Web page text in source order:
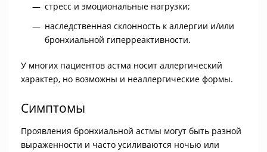
стресс и эмоциональные нагрузки;
наследственная склонность к аллергии и/или
бронхиальной гиперреактивности.
У многих пациентов астма носит аллергический
характер, но возможны и неаллергические формы.
Симптомы
Проявления бронхиальной астмы могут быть разной
выраженности и часто усиливаются ночью или